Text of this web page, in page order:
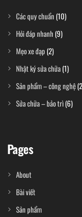
Các quy chuẩn (10)
Hỏi đáp nhanh (9)
Mẹo xe đạp (2)
Nhật ký sửa chữa(1)
Sản phẩm – công nghệ
Sửa chữa – bảo trì(6)
Pages
About
Bài viết
Sản phẩm